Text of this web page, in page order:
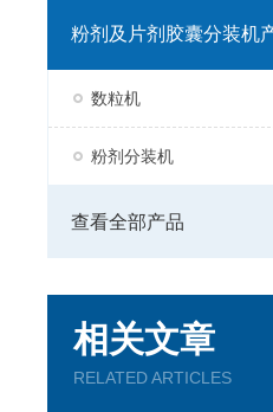
数粒机
粉剂分装机
查看全部产品
相关文章
RELATED ARTICLES